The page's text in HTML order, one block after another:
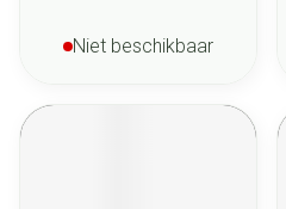
Niet beschikbaar